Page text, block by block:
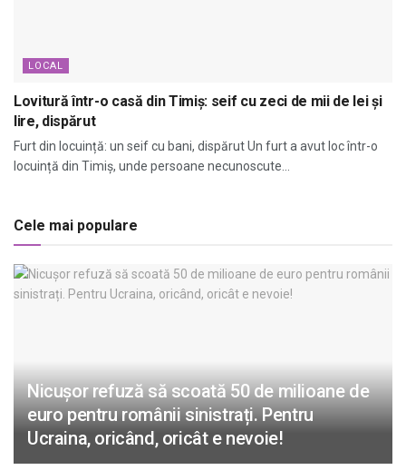
LOCAL
Lovitură într-o casă din Timiș: seif cu zeci de mii de lei și
lire, dispărut
Furt din locuință: un seif cu bani, dispărut Un furt a avut loc într-o
locuință din Timiș, unde persoane necunoscute...
Cele mai populare
Nicușor refuză să scoată 50 de milioane de
euro pentru românii sinistrați. Pentru
Ucraina, oricând, oricât e nevoie!